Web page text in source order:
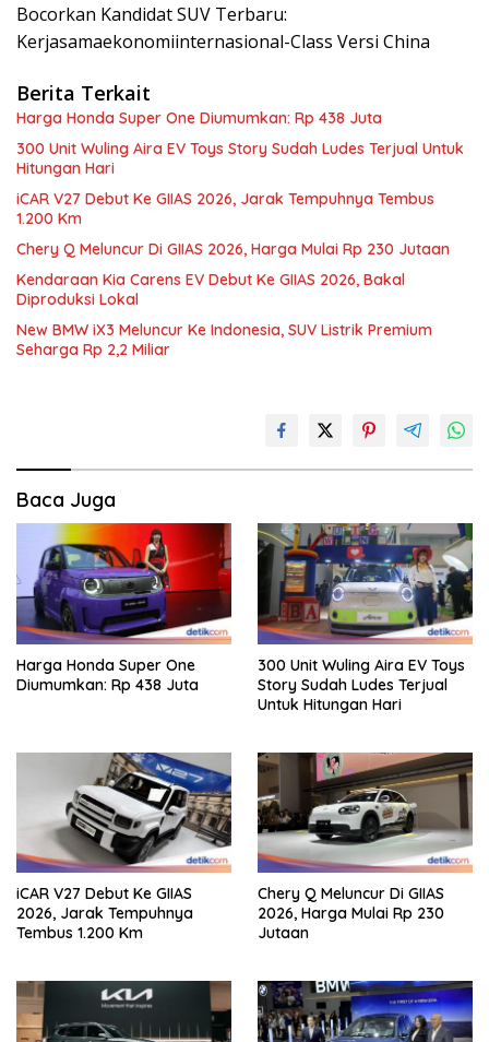
Bocorkan Kandidat SUV Terbaru:
Kerjasamaekonomiinternasional-Class Versi China
Berita Terkait
Harga Honda Super One Diumumkan: Rp 438 Juta
300 Unit Wuling Aira EV Toys Story Sudah Ludes Terjual Untuk
Hitungan Hari
iCAR V27 Debut Ke GIIAS 2026, Jarak Tempuhnya Tembus
1.200 Km
Chery Q Meluncur Di GIIAS 2026, Harga Mulai Rp 230 Jutaan
Kendaraan Kia Carens EV Debut Ke GIIAS 2026, Bakal
Diproduksi Lokal
New BMW iX3 Meluncur Ke Indonesia, SUV Listrik Premium
Seharga Rp 2,2 Miliar
Baca Juga
Harga Honda Super One
Diumumkan: Rp 438 Juta
300 Unit Wuling Aira EV Toys
Story Sudah Ludes Terjual
Untuk Hitungan Hari
iCAR V27 Debut Ke GIIAS
2026, Jarak Tempuhnya
Tembus 1.200 Km
Chery Q Meluncur Di GIIAS
2026, Harga Mulai Rp 230
Jutaan